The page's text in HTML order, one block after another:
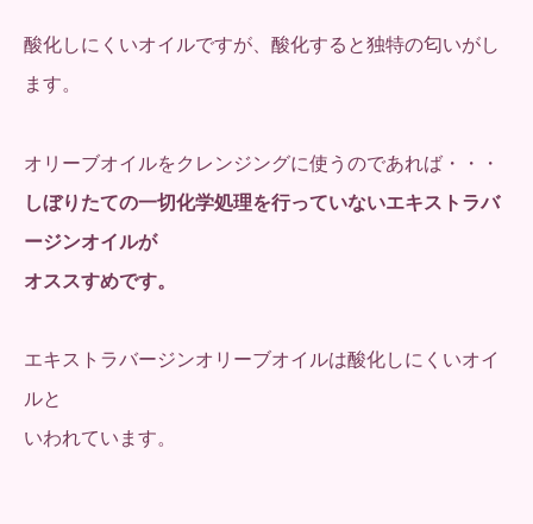
酸化しにくいオイルですが、酸化すると独特の匂いがし
ます。
オリーブオイルをクレンジングに使うのであれば・・・
しぼりたての一切化学処理を行っていないエキストラバ
ージンオイルが
オススすめです。
エキストラバージンオリーブオイルは酸化しにくいオイ
ルと
いわれています。